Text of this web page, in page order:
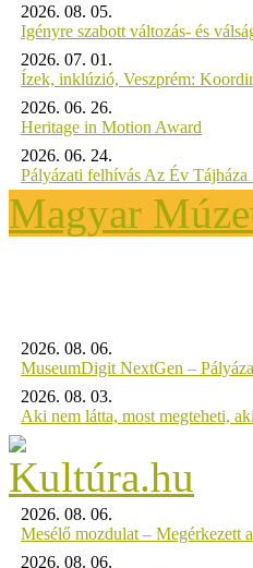
2026. 08. 05.
Igényre szabott változás- és
2026. 07. 01.
Ízek, inklúzió, Veszprém:
2026. 06. 26.
Heritage in Motion Award
2026. 06. 24.
Pályázati felhívás Az Év Tájháza
Magyar
2026. 08. 06.
MuseumDigit NextGen –
2026. 08. 03.
Aki nem látta, most megteheti,
2026. 08. 06.
Mesélő mozdulat – Megérkezett
2026. 08. 06.